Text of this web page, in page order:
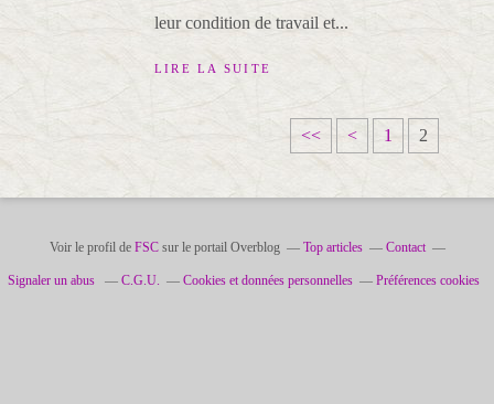
leur condition de travail et...
LIRE LA SUITE
<< < 1 2
Voir le profil de FSCsur le portail Overblog Top articles Contact
Signaler un abus C.G.U. Cookies et données personnelles Préférences cookies